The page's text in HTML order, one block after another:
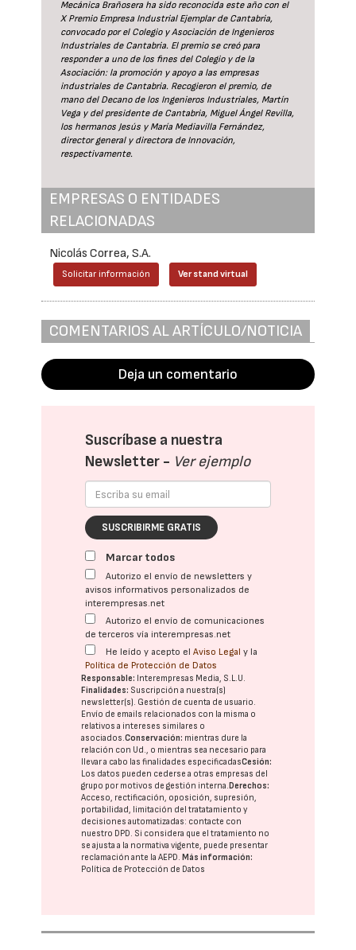
Mecánica Brañosera ha sido reconocida este año con el
X Premio Empresa Industrial Ejemplar de Cantabria,
convocado por el Colegio y Asociación de Ingenieros
Industriales de Cantabria. El premio se creó para
responder a uno de los fines del Colegio y de la
Asociación: la promoción y apoyo a las empresas
industriales de Cantabria. Recogieron el premio, de
mano del Decano de los Ingenieros Industriales, Martín
Vega y del presidente de Cantabria, Miguel Ángel Revilla,
los hermanos Jesús y María Mediavilla Fernández,
director general y directora de Innovación,
respectivamente.
EMPRESAS O ENTIDADES
RELACIONADAS
Nicolás Correa, S.A.
Solicitar información Ver stand virtual
COMENTARIOS AL ARTÍCULO/NOTICIA
Deja un comentario
Suscríbase a nuestra
Newsletter - Ver ejemplo
SUSCRIBIRME GRATIS
Marcar todos
Autorizo el envío de newsletters y
avisos informativos personalizados de
interempresas.net
Autorizo el envío de comunicaciones
de terceros vía interempresas.net
He leído y acepto elAviso Legal y la
Política de Protección de Datos
Responsable: Interempresas Media, S.L.U.
Finalidades: Suscripción a nuestra(s)
newsletter(s). Gestión de cuenta de usuario.
Envío de emails relacionados con la misma o
relativos a intereses similares o
asociados.Conservación: mientras dure la
relación con Ud., o mientras sea necesario para
llevar a cabo las finalidades especificadasCesión:
Los datos pueden cederse a otras empresas del
grupo por motivos de gestión interna. Derechos:
Acceso, rectificación, oposición, supresión,
portabilidad, limitación del tratatamiento y
decisiones automatizadas: contacte con
nuestro DPD. Si considera que el tratamiento no
se ajusta a la normativa vigente, puede presentar
reclamación ante laAEPD. Más información:
Política de Protección de Datos